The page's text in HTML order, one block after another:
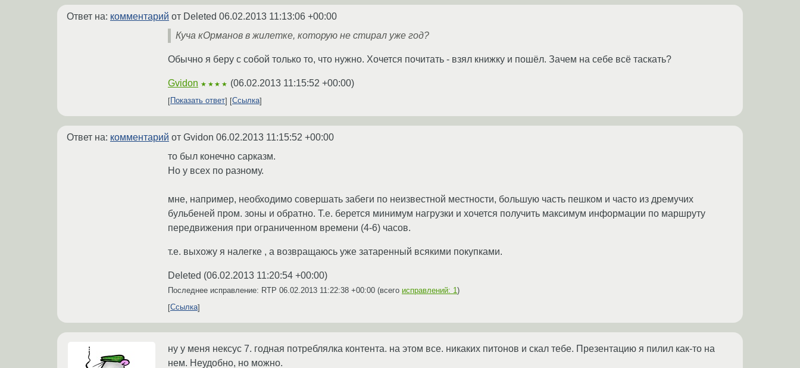
Ответ на: комментарий от Deleted 06.02.2013 11:13:06 +00:00
Куча кОрманов в жилетке, которую не стирал уже год?
Обычно я беру с собой только то, что нужно. Хочется почитать - взял книжку и пошёл. Зачем на себе всё таскать?
Gvidon ★★★★ (06.02.2013 11:15:52 +00:00)
Показать ответ Ссылка
Ответ на: комментарий от Gvidon 06.02.2013 11:15:52 +00:00
то был конечно сарказм.
Но у всех по разному.
мне, например, необходимо совершать забеги по неизвестной местности, большую часть пешком и часто из дремучих
бульбеней пром. зоны и обратно. Т.е. берется минимум нагрузки и хочется получить максимум информации по маршруту
передвижения при ограниченном времени (4-6) часов.
т.е. выхожу я налегке , а возвращаюсь уже затаренный всякими покупками.
Deleted (06.02.2013 11:20:54 +00:00)
Последнее исправление: RTP 06.02.2013 11:22:38 +00:00 (всего исправлений: 1 )
Ссылка
ну у меня нексус 7. годная потреблялка контента. на этом все. никаких питонов и скал тебе. Презентацию я пилил как-то на
нем. Неудобно, но можно.